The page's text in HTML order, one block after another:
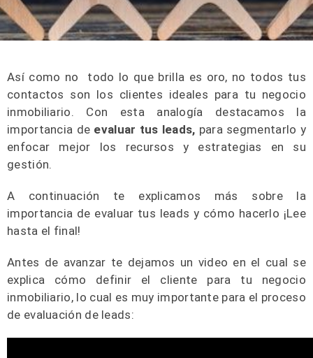
Así como no todo lo que brilla es oro, no todos tus
contactos son los clientes ideales para tu negocio
inmobiliario. Con esta analogía destacamos la
importancia de evaluar tus leads, para segmentarlo y
enfocar mejor los recursos y estrategias en su
gestión.
A continuación te explicamos más sobre la
importancia de evaluar tus leads y cómo hacerlo ¡Lee
hasta el final!
Antes de avanzar te dejamos un video en el cual se
explica cómo definir el cliente para tu negocio
inmobiliario, lo cual es muy importante para el proceso
de evaluación de leads: